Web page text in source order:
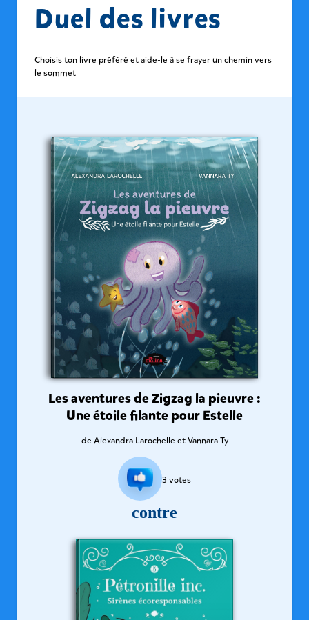
Duel des livres
Choisis ton livre préféré et aide-le à se frayer un chemin vers
le sommet
Les aventures de Zigzag la pieuvre :
Une étoile filante pour Estelle
de Alexandra Larochelle et Vannara Ty
3votes
contre